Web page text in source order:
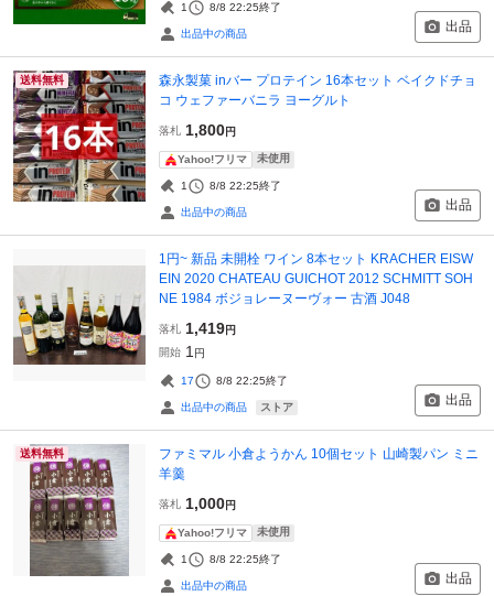
1 8/8 22:25終了
出品中の商品 出品
送料無料
森永製菓 inバー プロテイン 16本セット ベイクドチョ
コ ウェファーバニラ ヨーグルト
落札 1,800円
Yahoo!フリマ 未使用
1 8/8 22:25終了
出品中の商品 出品
1円~ 新品 未開栓 ワイン 8本セット KRACHER EISW
EIN 2020 CHATEAU GUICHOT 2012 SCHMITT SOH
NE 1984 ボジョレーヌーヴォー 古酒 J048
落札 1,419円
開始 1 円
17 8/8 22:25終了
出品中の商品 ストア 出品
送料無料
ファミマル 小倉ようかん 10個セット 山崎製パン ミニ
羊羹
落札 1,000円
Yahoo!フリマ 未使用
1 8/8 22:25終了
出品中の商品 出品